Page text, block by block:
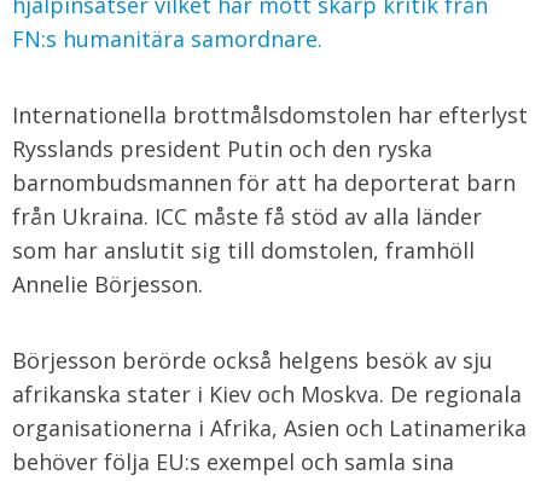
FN:s humanitära samordnare.
Internationella brottmålsdomstolen har efterlyst
Rysslands president Putin och den ryska
barnombudsmannen för att ha deporterat barn
från Ukraina. ICC måste få stöd av alla länder
som har anslutit sig till domstolen, framhöll
Annelie Börjesson.
Börjesson berörde också helgens besök av sju
afrikanska stater i Kiev och Moskva. De regionala
organisationerna i Afrika, Asien och Latinamerika
behöver följa EU:s exempel och samla sina